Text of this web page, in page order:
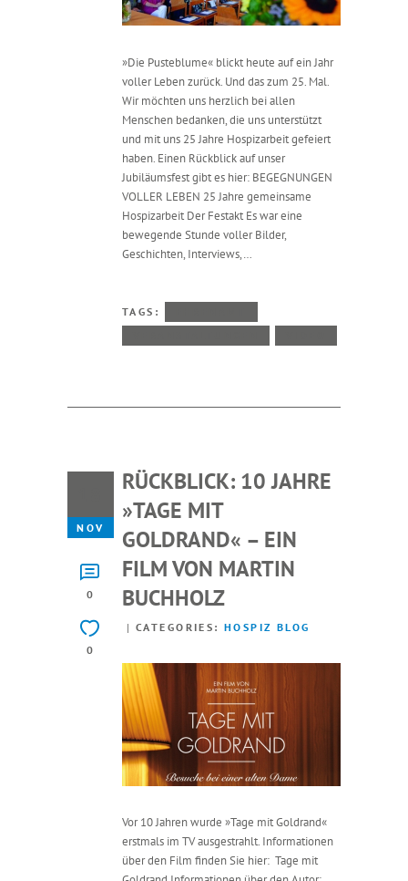
»Die Pusteblume« blickt heute auf ein Jahr
voller Leben zurück. Und das zum 25. Mal.
Wir möchten uns herzlich bei allen
Menschen bedanken, die uns unterstützt
und mit uns 25 Jahre Hospizarbeit gefeiert
haben. Einen Rückblick auf unser
Jubiläumsfest gibt es hier: BEGEGNUNGEN
VOLLER LEBEN 25 Jahre gemeinsame
Hospizarbeit Der Festakt Es war eine
bewegende Stunde voller Bilder,
Geschichten, Interviews,…
TAGS:
NOV
0
0
RÜCKBLICK: 10 JAHRE
»TAGE MIT
GOLDRAND« – EIN
FILM VON MARTIN
BUCHHOLZ
CATEGORIES:HOSPIZ BLOG
Vor 10 Jahren wurde »Tage mit Goldrand«
erstmals im TV ausgestrahlt. Informationen
über den Film finden Sie hier: Tage mit